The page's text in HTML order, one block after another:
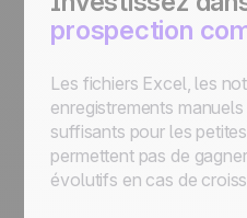
prospection
Les fichiers Excel, les
enregistrements
suffisants pour les
permettent pas de
évolutifs en cas de